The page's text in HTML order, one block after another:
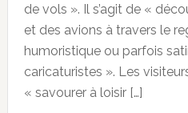
de vols ». Il s’agit de «
et des avions à travers le
humoristique ou parfois
caricaturistes ». Les
« savourer à loisir […]